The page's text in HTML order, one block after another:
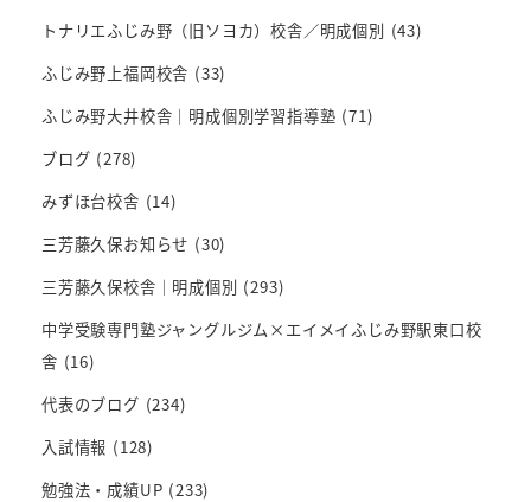
トナリエふじみ野（旧ソヨカ）校舎／明成個別 (43)
ふじみ野上福岡校舎 (33)
ふじみ野大井校舎｜明成個別学習指導塾 (71)
ブログ (278)
みずほ台校舎 (14)
三芳藤久保お知らせ (30)
三芳藤久保校舎｜明成個別 (293)
中学受験専門塾ジャングルジム×エイメイふじみ野駅東口校
舎 (16)
代表のブログ (234)
入試情報 (128)
勉強法・成績UP (233)